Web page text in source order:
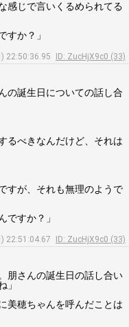
感じで言いくるめられてる
すか？」
22:50:36.95
ID: ZucHjX9c0 (33)
の誕生日についての話し合
るべきなんだけど、それは
すが、それも無理のようで
ですか？」
22:51:04.67
ID: ZucHjX9c0 (33)
朋さんの誕生日の話し合い
」
美穂ちゃんを呼んだことは